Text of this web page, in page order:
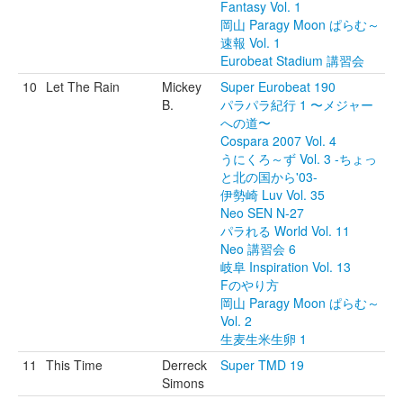
Fantasy Vol. 1
岡山 Paragy Moon ぱらむ～
速報 Vol. 1
Eurobeat Stadium 講習会
10 Let The Rain
Mickey
B.
Super Eurobeat 190
パラパラ紀行 1 〜メジャー
への道〜
Cospara 2007 Vol. 4
うにくろ～ず Vol. 3 -ちょっ
と北の国から'03-
伊勢崎 Luv Vol. 35
Neo SEN N-27
パラれる World Vol. 11
Neo 講習会 6
岐阜 Inspiration Vol. 13
Fのやり方
岡山 Paragy Moon ぱらむ～
Vol. 2
生麦生米生卵 1
11
This Time
Derreck
Simons
Super TMD 19